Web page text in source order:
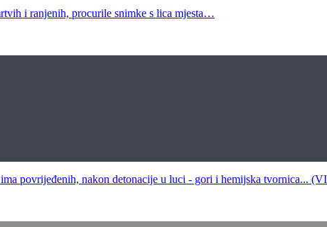
i ranjenih, procurile snimke s lica mjesta…
povrijeđenih, nakon detonacije u luci - gori i hemijska tvornica...